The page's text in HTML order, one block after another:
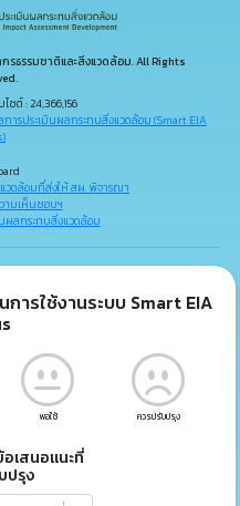
ธรรมชาติและสิ่งแวดล้อม. All Rights
ซต์ : 24,366,156
รประเมินผลกระทบสิ่งแวดล้อม (Smart EIA
วดล้อมที่ส่งให้ สผ. พิจารณา
ามเห็นชอบฯ
ผลกระทบสิ่งแวดล้อม
ารใช้งานระบบ Smart EIA
พอใช้ ควรปรับปรุง
เสนอแนะที่
ปรุง